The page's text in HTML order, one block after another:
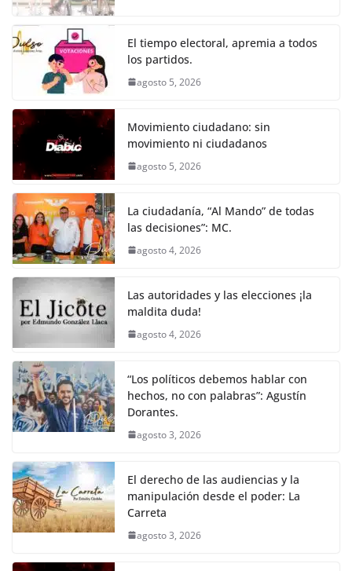
o
o
k
p er
El tiempo electoral, apremia a todos
los partidos.
agosto 5, 2026
Movimiento ciudadano: sin
movimiento ni ciudadanos
agosto 5, 2026
La ciudadanía, “Al Mando” de todas
las decisiones”: MC.
agosto 4, 2026
Las autoridades y las elecciones ¡la
maldita duda!
agosto 4, 2026
“Los políticos debemos hablar con
hechos, no con palabras”: Agustín
Dorantes.
agosto 3, 2026
El derecho de las audiencias y la
manipulación desde el poder: La
Carreta
agosto 3, 2026